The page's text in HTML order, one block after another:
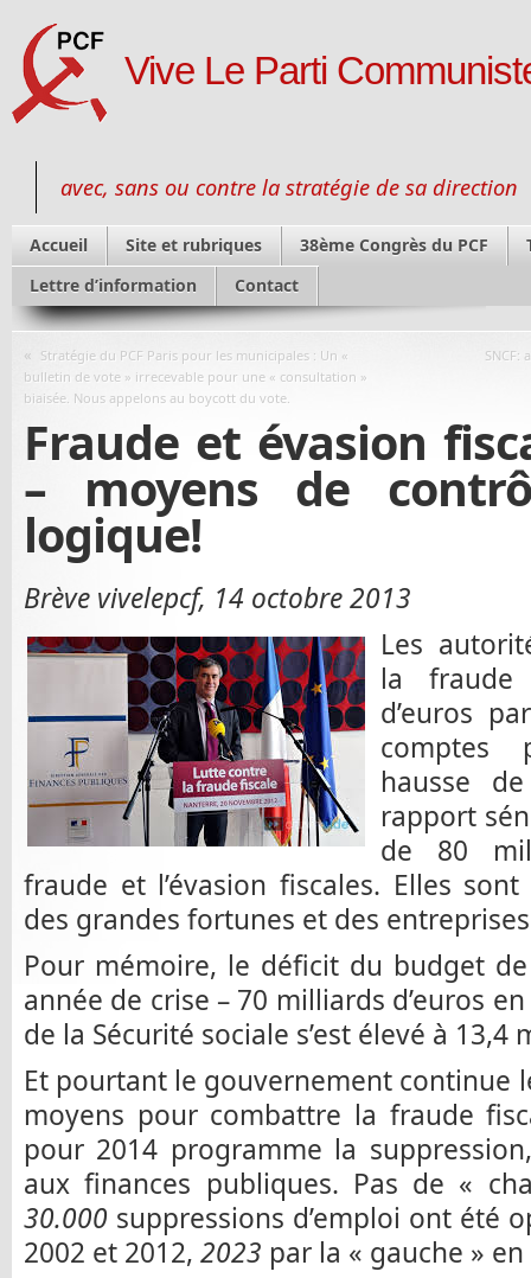
Vive Le Parti
avec, sans ou contre la stratégie de sa direction
Accueil Site et rubriques 38ème Congrès du PCF
Lettre d’information
Contact
« Stratégie du PCF Paris pour les municipales : Un «
bulletin de vote » irrecevable pour une « consultation »
biaisée. Nous appelons au boycott du vote.
SNCF:
Fraude et évasion
– moyens de
logique!
Brève vivelepcf, 14 octobre 2013
Les
la
d’euros
comptes
hausse
rapport
de 80
fraude et l’évasion fiscales. Elles
des grandes fortunes et des
Pour mémoire, le déficit du budget
année de crise – 70 milliards d’euros
de la Sécurité sociale s’est élevé à 13,4
Et pourtant le gouvernement continue
moyens pour combattre la fraude
pour 2014 programme la
aux finances publiques. Pas de «
30.000 suppressions d’emploi ont été
2002 et 2012, 2023 par la « gauche »